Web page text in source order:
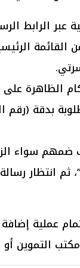
عبر الرابط
الظاهرة
بدقة (رقم
سواء
انتظار
عملية
مكتب التموين